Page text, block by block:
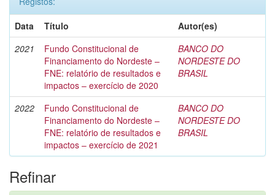
Data
Título
Autor(es)
2021
Fundo Constitucional de
Financiamento do Nordeste –
FNE: relatório de resultados e
impactos – exercício de 2020
BANCO DO
NORDESTE DO
BRASIL
2022
Fundo Constitucional de
Financiamento do Nordeste –
FNE: relatório de resultados e
impactos – exercício de 2021
BANCO DO
NORDESTE DO
BRASIL
Refinar